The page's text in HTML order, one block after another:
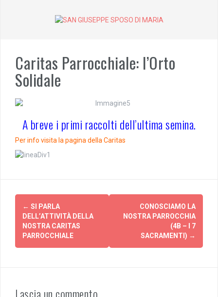
Caritas Parrocchiale: l’Orto
Solidale
A breve i primi raccolti dell’ultima semina.
Per info visita la pagina della Caritas
Post
navigation
← SI PARLA
DELL’ATTIVITÀ DELLA
NOSTRA CARITAS
PARROCCHIALE
CONOSCIAMO LA
NOSTRA PARROCCHIA
(4B – I 7
SACRAMENTI) →